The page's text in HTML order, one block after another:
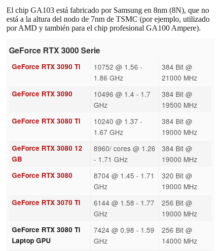
El chip GA103 está fabricado por Samsung en 8nm (8N), que no
está a la altura del nodo de 7nm de TSMC (por ejemplo, utilizado
por AMD y también para el chip profesional GA100 Ampere).
GeForce RTX 3000 Serie
GeForce RTX 3090 Ti
10752 @ 1.56 -
1.86 GHz
384 Bit @
21000 MHz
GeForce RTX 3090
10496 @ 1.4 - 1.7
GHz
384 Bit @
19500 MHz
GeForce RTX 3080 Ti
10240 @ 1.37 -
1.67 GHz
384 Bit @
19000 MHz
GeForce RTX 3080 12
GB
8960/ cores @ 1.26
- 1.71 GHz
384 Bit @
19000 MHz
GeForce RTX 3080
8704 @ 1.45 - 1.71
GHz
320 Bit @
19000 MHz
GeForce RTX 3070 Ti
6144 @ 1.58 - 1.77
GHz
256 Bit @
19000 MHz
GeForce RTX 3080 Ti
Laptop GPU
7424 @ 0.98 - 1.59
GHz
256 Bit @
14000 MHz